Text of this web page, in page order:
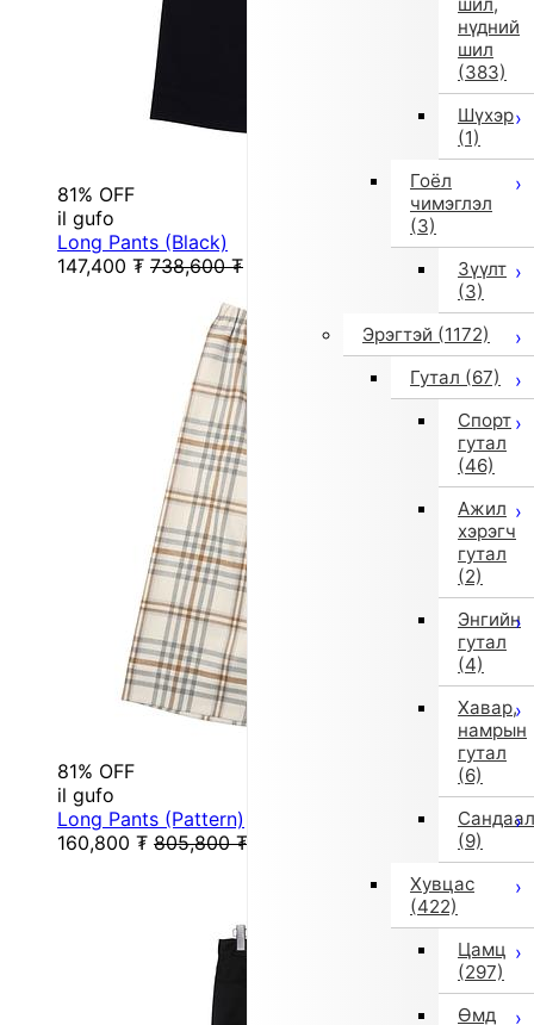
нүдний
шил
(383)
Шүхэр
(1)
Гоёл
чимэглэл
(3)
Зүүлт
(3)
Эрэгтэй (1172)
Гутал (67)
Спорт
гутал
(46)
Ажил
хэрэгч
гутал
(2)
Энгийн
гутал
(4)
Хавар,
намрын
гутал
(6)
Сандаал
(9)
Хувцас
(422)
Цамц
(297)
Өмд
81% OFF
il gufo
Long Pants (Black)
147,400 ₮ 738,600 ₮
81% OFF
il gufo
Long Pants (Pattern)
160,800 ₮ 805,800 ₮